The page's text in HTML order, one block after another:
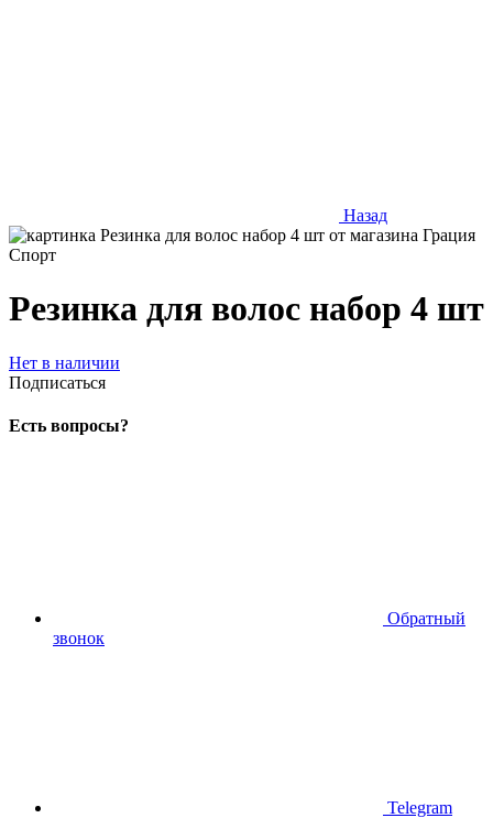
Назад
Резинка для волос набор 4 шт
Нет в наличии
Подписаться
Есть вопросы?
Обратный
звонок
Telegram